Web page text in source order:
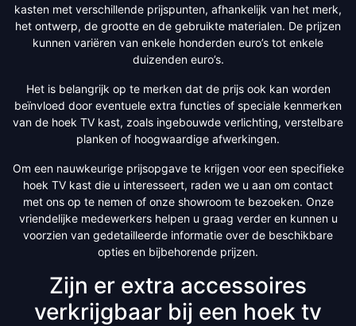
kasten met verschillende prijspunten, afhankelijk van het merk,
het ontwerp, de grootte en de gebruikte materialen. De prijzen
kunnen variëren van enkele honderden euro’s tot enkele
duizenden euro’s.
Het is belangrijk op te merken dat de prijs ook kan worden
beïnvloed door eventuele extra functies of speciale kenmerken
van de hoek TV kast, zoals ingebouwde verlichting, verstelbare
planken of hoogwaardige afwerkingen.
Om een nauwkeurige prijsopgave te krijgen voor een specifieke
hoek TV kast die u interesseert, raden we u aan om contact
met ons op te nemen of onze showroom te bezoeken. Onze
vriendelijke medewerkers helpen u graag verder en kunnen u
voorzien van gedetailleerde informatie over de beschikbare
opties en bijbehorende prijzen.
Zijn er extra accessoires
verkrijgbaar bij een hoek tv